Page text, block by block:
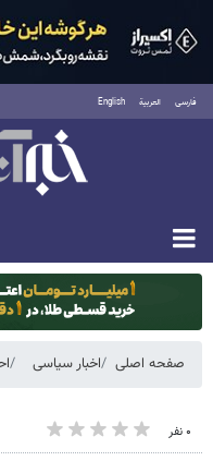
فارسی العربية English
دوشنبه ۱۹ مرداد ۱۴۰۵
صفحه اصلی اخبار سیاسی
۰ نفر